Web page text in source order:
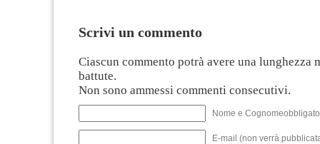
Scrivi un commento
Ciascun commento potrà avere una lunghezza
battute.
Non sono ammessi commenti consecutivi.
Nome e
E-mail (non verrà